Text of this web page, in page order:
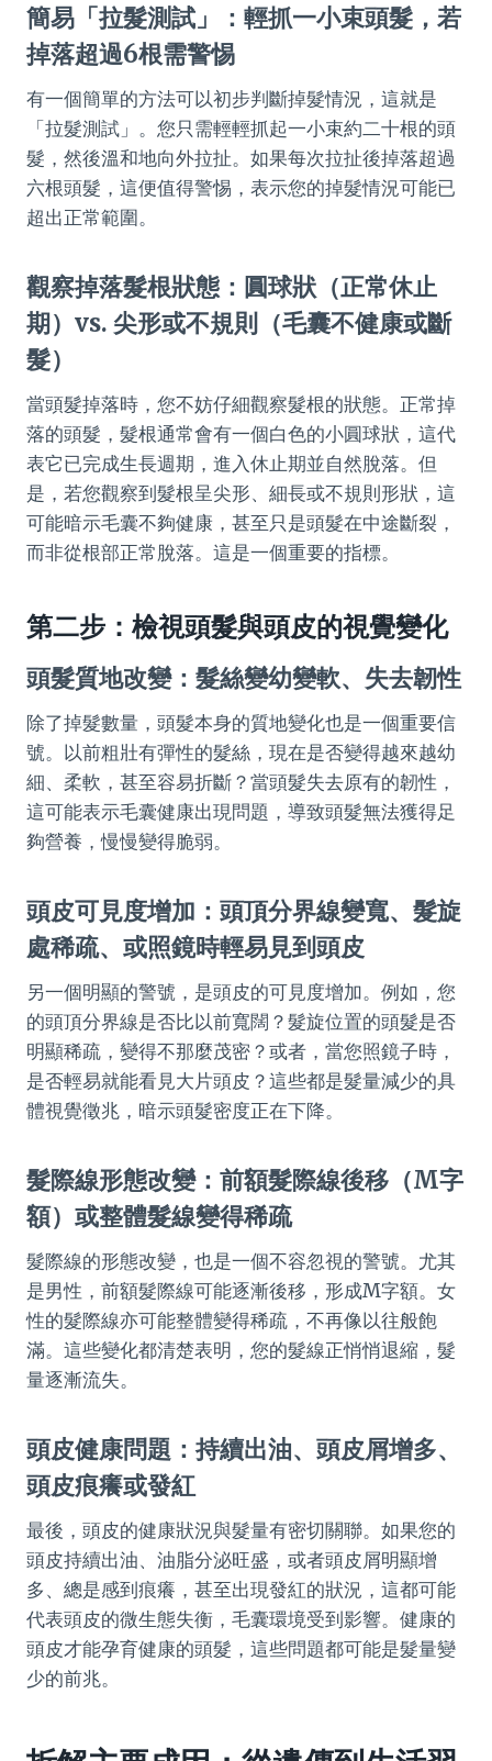
簡易「拉髮測試」：輕抓一小束頭髮，若
掉落超過6根需警惕
有一個簡單的方法可以初步判斷掉髮情況，這就是
「拉髮測試」。您只需輕輕抓起一小束約二十根的頭
髮，然後溫和地向外拉扯。如果每次拉扯後掉落超過
六根頭髮，這便值得警惕，表示您的掉髮情況可能已
超出正常範圍。
觀察掉落髮根狀態：圓球狀（正常休止
期）vs. 尖形或不規則（毛囊不健康或斷
髮）
當頭髮掉落時，您不妨仔細觀察髮根的狀態。正常掉
落的頭髮，髮根通常會有一個白色的小圓球狀，這代
表它已完成生長週期，進入休止期並自然脫落。但
是，若您觀察到髮根呈尖形、細長或不規則形狀，這
可能暗示毛囊不夠健康，甚至只是頭髮在中途斷裂，
而非從根部正常脫落。這是一個重要的指標。
第二步：檢視頭髮與頭皮的視覺變化
頭髮質地改變：髮絲變幼變軟、失去韌性
除了掉髮數量，頭髮本身的質地變化也是一個重要信
號。以前粗壯有彈性的髮絲，現在是否變得越來越幼
細、柔軟，甚至容易折斷？當頭髮失去原有的韌性，
這可能表示毛囊健康出現問題，導致頭髮無法獲得足
夠營養，慢慢變得脆弱。
頭皮可見度增加：頭頂分界線變寬、髮旋
處稀疏、或照鏡時輕易見到頭皮
另一個明顯的警號，是頭皮的可見度增加。例如，您
的頭頂分界線是否比以前寬闊？髮旋位置的頭髮是否
明顯稀疏，變得不那麼茂密？或者，當您照鏡子時，
是否輕易就能看見大片頭皮？這些都是髮量減少的具
體視覺徵兆，暗示頭髮密度正在下降。
髮際線形態改變：前額髮際線後移（M字
額）或整體髮線變得稀疏
髮際線的形態改變，也是一個不容忽視的警號。尤其
是男性，前額髮際線可能逐漸後移，形成M字額。女
性的髮際線亦可能整體變得稀疏，不再像以往般飽
滿。這些變化都清楚表明，您的髮線正悄悄退縮，髮
量逐漸流失。
頭皮健康問題：持續出油、頭皮屑增多、
頭皮痕癢或發紅
最後，頭皮的健康狀況與髮量有密切關聯。如果您的
頭皮持續出油、油脂分泌旺盛，或者頭皮屑明顯增
多、總是感到痕癢，甚至出現發紅的狀況，這都可能
代表頭皮的微生態失衡，毛囊環境受到影響。健康的
頭皮才能孕育健康的頭髮，這些問題都可能是髮量變
少的前兆。